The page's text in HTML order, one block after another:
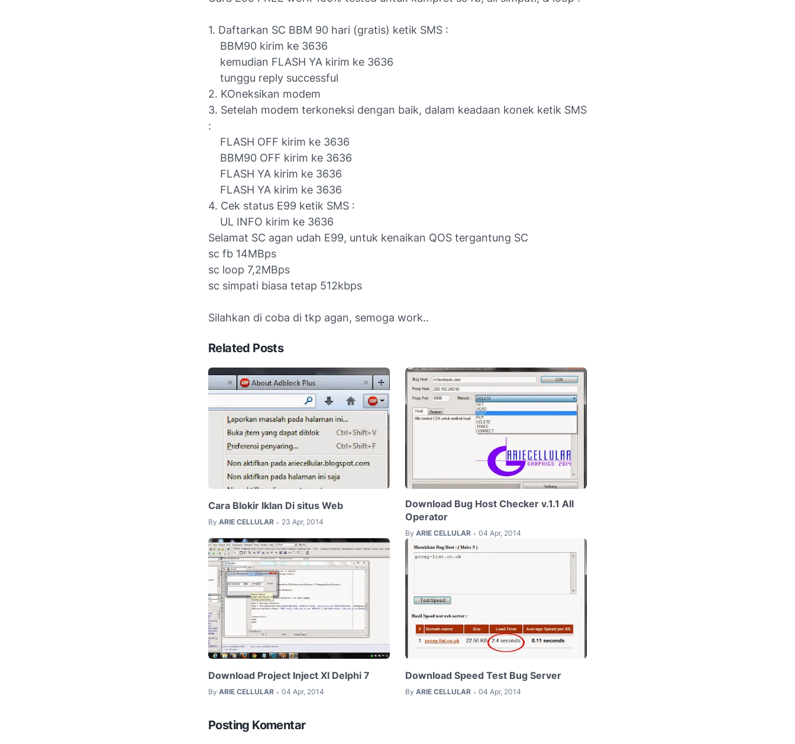
1. Daftarkan SC BBM 90 hari (gratis) ketik SMS :
BBM90 kirim ke 3636
kemudian FLASH YA kirim ke 3636
tunggu reply successful
2. KOneksikan modem
3. Setelah modem terkoneksi dengan baik, dalam keadaan konek ketik SMS
:
FLASH OFF kirim ke 3636
BBM90 OFF kirim ke 3636
FLASH YA kirim ke 3636
FLASH YA kirim ke 3636
4. Cek status E99 ketik SMS :
UL INFO kirim ke 3636
Selamat SC agan udah E99, untuk kenaikan QOS tergantung SC
sc fb 14MBps
sc loop 7,2MBps
sc simpati biasa tetap 512kbps
Silahkan di coba di tkp agan, semoga work..
Related Posts
Cara Blokir Iklan Di situs Web
By ARIE CELLULAR • 23 Apr, 2014
Download Bug Host Checker v.1.1 All
Operator
By ARIE CELLULAR • 04 Apr, 2014
Download Project Inject Xl Delphi 7
By ARIE CELLULAR • 04 Apr, 2014
Download Speed Test Bug Server
By ARIE CELLULAR • 04 Apr, 2014
Posting Komentar